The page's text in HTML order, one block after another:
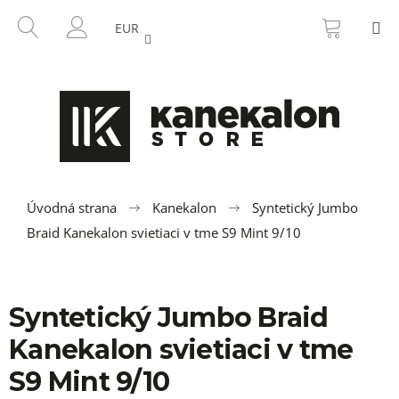
HĽADAŤ
PRIHLÁSENIE
EUR KOŠÍK
Úvodná strana Kanekalon
Syntetický Jumbo
Braid Kanekalon svietiaci v tme S9 Mint 9/10
Syntetický Jumbo Braid
Kanekalon svietiaci v tme
S9 Mint 9/10
SPÄŤ
SPÄŤ
e
j
e
t
e